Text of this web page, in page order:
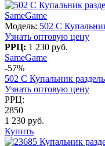
SameGame
Модель: 502 C
Узнать оптовую цену
РРЦ: 1 230 руб.
SameGame
-57%
502 C Купальник
Узнать оптовую цену
РРЦ:
2850
1 230 руб.
Купить